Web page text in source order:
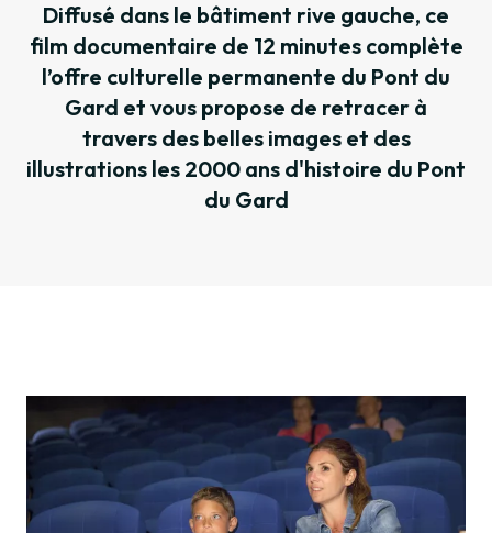
Diffusé dans le bâtiment rive gauche, ce
film documentaire de 12 minutes complète
l’offre culturelle permanente du Pont du
Gard et vous propose de retracer à
travers des belles images et des
illustrations les 2000 ans d'histoire du Pont
du Gard